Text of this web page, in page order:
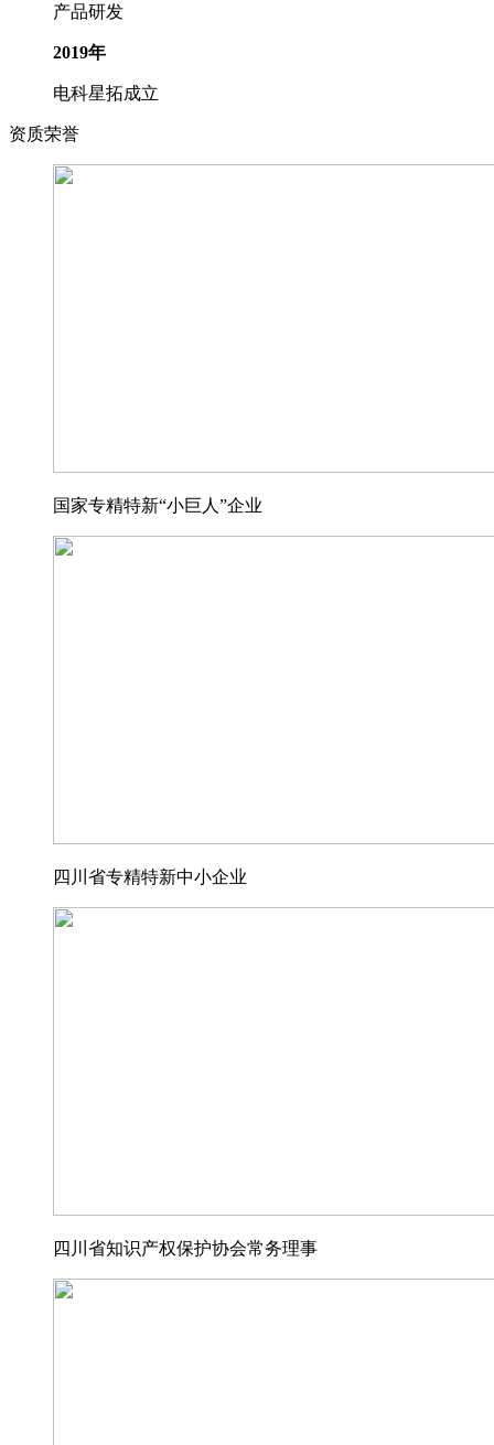
产品研发
2019年
电科星拓成立
资质荣誉
国家专精特新“小巨人”企业
四川省专精特新中小企业
四川省知识产权保护协会常务理事